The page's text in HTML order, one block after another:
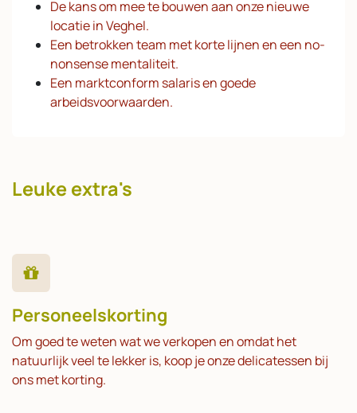
De kans om mee te bouwen aan onze nieuwe
locatie in Veghel.
Een betrokken team met korte lijnen en een no-
nonsense mentaliteit.
Een marktconform salaris en goede
arbeidsvoorwaarden.
Leuke extra's
Personeelskorting
Om goed te weten wat we verkopen en omdat het
natuurlijk veel te lekker is, koop je onze delicatessen bij
ons met korting.